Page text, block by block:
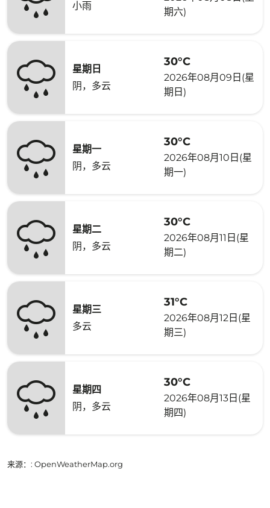
小雨
期六)
星期日
阴，多云
30°C
2026年08月09日(星
期日)
星期一
阴，多云
30°C
2026年08月10日(星
期一)
星期二
阴，多云
30°C
2026年08月11日(星
期二)
星期三
多云
31°C
2026年08月12日(星
期三)
星期四
阴，多云
30°C
2026年08月13日(星
期四)
来源： : OpenWeatherMap.org